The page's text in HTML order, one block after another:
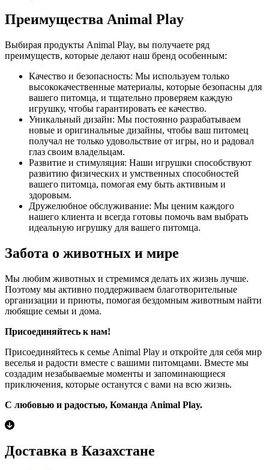
Преимущества Animal Play
Выбирая продукты Animal Play, вы получаете ряд
преимуществ, которые делают наш бренд особенным:
Качество и безопасность: Мы используем только
высококачественные материалы, которые безопасны для
вашего питомца, и тщательно проверяем каждую
игрушку, чтобы гарантировать ее качество.
Уникальный дизайн: Мы постоянно разрабатываем
новые и оригинальные дизайны, чтобы ваш питомец
получал не только удовольствие от игры, но и радовал
глаз своим владельцам.
Развитие и стимуляция: Наши игрушки способствуют
развитию физических и умственных способностей
вашего питомца, помогая ему быть активным и
здоровым.
Дружелюбное обслуживание: Мы ценим каждого
нашего клиента и всегда готовы помочь вам выбрать
идеальную игрушку для вашего питомца.
Забота о животных и мире
Мы любим животных и стремимся делать их жизнь лучше.
Поэтому мы активно поддерживаем благотворительные
организации и приюты, помогая бездомным животным найти
любящие семьи и дома.
Присоединяйтесь к нам!
Присоединяйтесь к семье Animal Play и откройте для себя мир
веселья и радости вместе с вашими питомцами. Вместе мы
создадим незабываемые моменты и запоминающиеся
приключения, которые останутся с вами на всю жизнь.
С любовью и радостью, Команда Animal Play.
Доставка в Казахстане